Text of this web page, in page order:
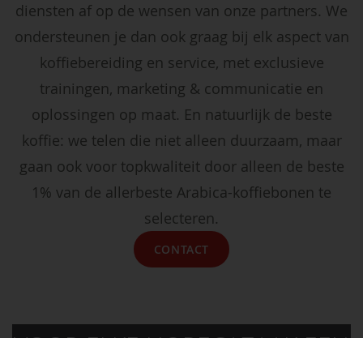
diensten af op de wensen van onze partners. We
ondersteunen je dan ook graag bij elk aspect van
koffiebereiding en service, met exclusieve
trainingen, marketing & communicatie en
oplossingen op maat. En natuurlijk de beste
koffie: we telen die niet alleen duurzaam, maar
gaan ook voor topkwaliteit door alleen de beste
1% van de allerbeste Arabica-koffiebonen te
selecteren.
CONTACT